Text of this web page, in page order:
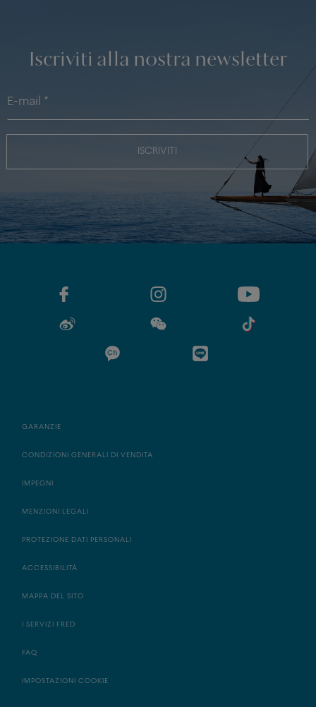
Iscriviti alla nostra newsletter
ISCRIVITI
GARANZIE
CONDIZIONI GENERALI DI VENDITA
IMPEGNI
MENZIONI LEGALI
PROTEZIONE DATI PERSONALI
ACCESSIBILITÀ
MAPPA DEL SITO
I SERVIZI FRED
FAQ
IMPOSTAZIONI COOKIE